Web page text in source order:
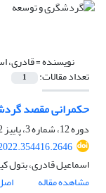
نویسنده =قادری،
تعداد مقالات: 1
حکمرانی مقصد
دوره 12، شماره 3، پاییز 1402، صفحه
اسماعیل قادری، بتول
مشاهده مقاله